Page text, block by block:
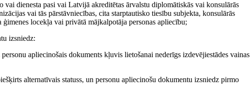
vai dienesta pasi vai Latvijā akreditētas ārvalstu diplomātiskās vai konsulārās
vai tās pārstāvniecības, cita starptautisko tiesību subjekta, konsulārās
ģimenes locekļa vai privātā mājkalpotāja personas apliecību;
izsniedz:
apliecinošais dokuments kļuvis lietošanai nederīgs izdevējiestādes vainas
alternatīvais statuss, un personu apliecinošu dokumentu izsniedz pirmo